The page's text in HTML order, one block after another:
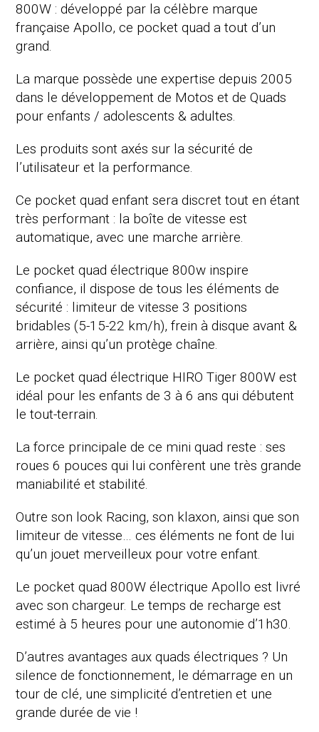
800W : développé par la célèbre marque
française Apollo, ce pocket quad a tout d’un
grand.
La marque possède une expertise depuis 2005
dans le développement de Motos et de Quads
pour enfants / adolescents & adultes.
Les produits sont axés sur la sécurité de
l’utilisateur et la performance.
Ce pocket quad enfant sera discret tout en étant
très performant : la boîte de vitesse est
automatique, avec une marche arrière.
Le pocket quad électrique 800w inspire
confiance, il dispose de tous les éléments de
sécurité : limiteur de vitesse 3 positions
bridables (5-15-22 km/h), frein à disque avant &
arrière, ainsi qu’un protège chaîne.
Le pocket quad électrique HIRO Tiger 800W est
idéal pour les enfants de 3 à 6 ans qui débutent
le tout-terrain.
La force principale de ce mini quad reste : ses
roues 6 pouces qui lui confèrent une très grande
maniabilité et stabilité.
Outre son look Racing, son klaxon, ainsi que son
limiteur de vitesse… ces éléments ne font de lui
qu’un jouet merveilleux pour votre enfant.
Le pocket quad 800W électrique Apollo est livré
avec son chargeur. Le temps de recharge est
estimé à 5 heures pour une autonomie d’1h30.
D’autres avantages aux quads électriques ? Un
silence de fonctionnement, le démarrage en un
tour de clé, une simplicité d’entretien et une
grande durée de vie !